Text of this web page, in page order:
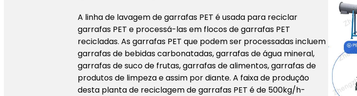
A linha de lavagem de garrafas PET é usada para reciclar
garrafas PET e processá-las em flocos de garrafas PET
recicladas. As garrafas PET que podem ser processadas incluem
garrafas de bebidas carbonatadas, garrafas de água mineral,
garrafas de suco de frutas, garrafas de alimentos, garrafas de
produtos de limpeza e assim por diante. A faixa de produção
desta planta de reciclagem de garrafas PET é de 500kg/h-